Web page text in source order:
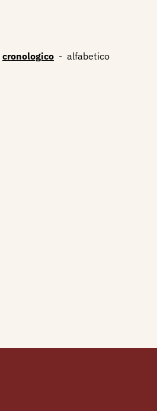
cronologico - alfabetico